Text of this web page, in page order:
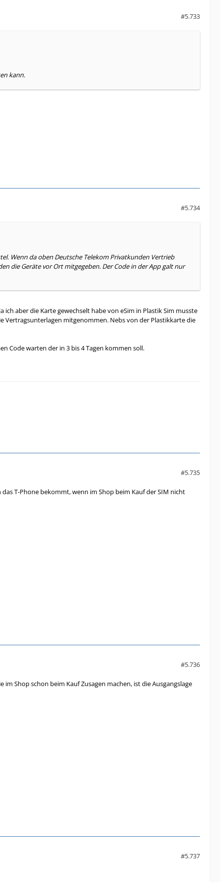
#5.733
kann.
#5.734
Wenn da oben Deutsche Telekom Privatkunden Vertrieb
die Geräte vor Ort mitgegeben. Der Code in der App galt nur
aber die Karte gewechselt habe von eSim in Plastik Sim musste
Vertragsunterlagen mitgenommen. Nebs von der Plastikkarte die
Code warten der in 3 bis 4 Tagen kommen soll.
#5.735
T-Phone bekommt, wenn im Shop beim Kauf der SIM nicht
#5.736
Shop schon beim Kauf Zusagen machen, ist die Ausgangslage
#5.737